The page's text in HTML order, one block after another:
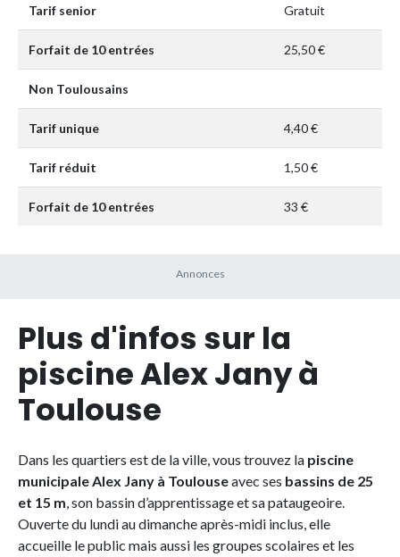
Tarif senior Gratuit
Forfait de 10 entrées 25,50 €
Non Toulousains
Tarif unique 4,40 €
Tarif réduit 1,50 €
Forfait de 10 entrées 33 €
Plus d'infos sur la
piscine Alex Jany à
Toulouse
Dans les quartiers est de la ville, vous trouvez la piscine
municipale Alex Jany à Toulouseavec ses bassins de 25
et 15 m, son bassin d’apprentissage et sa pataugeoire.
Ouverte du lundi au dimanche après-midi inclus, elle
accueille le public mais aussi les groupes scolaires et les